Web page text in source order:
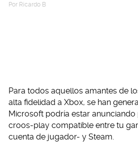
Por Ricardo B
Para todos aquellos amantes de
alta fidelidad a Xbox, se han
Microsoft podría estar
croos-play compatible entre tu
cuenta de jugador- y Steam.